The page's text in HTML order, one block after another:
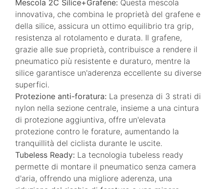
Mescola 2C Silice+Grafene: Questa mescola
innovativa, che combina le proprietà del grafene e
della silice, assicura un ottimo equilibrio tra grip,
resistenza al rotolamento e durata. Il grafene,
grazie alle sue proprietà, contribuisce a rendere il
pneumatico più resistente e duraturo, mentre la
silice garantisce un'aderenza eccellente su diverse
superfici.
Protezione anti-foratura: La presenza di 3 strati di
nylon nella sezione centrale, insieme a una cintura
di protezione aggiuntiva, offre un'elevata
protezione contro le forature, aumentando la
tranquillità del ciclista durante le uscite.
Tubeless Ready: La tecnologia tubeless ready
permette di montare il pneumatico senza camera
d'aria, offrendo una migliore aderenza, una